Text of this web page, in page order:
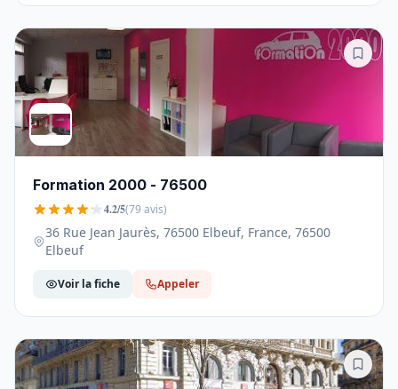
Formation 2000 - 76500
4.2/5(79 avis)
36 Rue Jean Jaurès, 76500 Elbeuf, France, 76500
Elbeuf
Voir la fiche Appeler